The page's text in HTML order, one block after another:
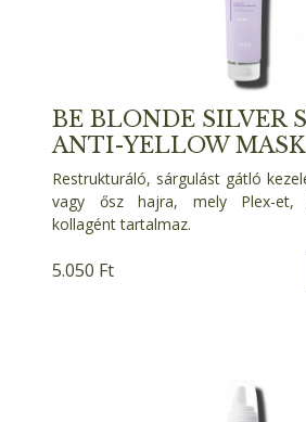
BE BLONDE SILVER
ANTI-YELLOW
Restrukturáló, sárgulást gátló
vagy ősz hajra, mely Plex-et,
kollagént tartalmaz.
5.050 Ft